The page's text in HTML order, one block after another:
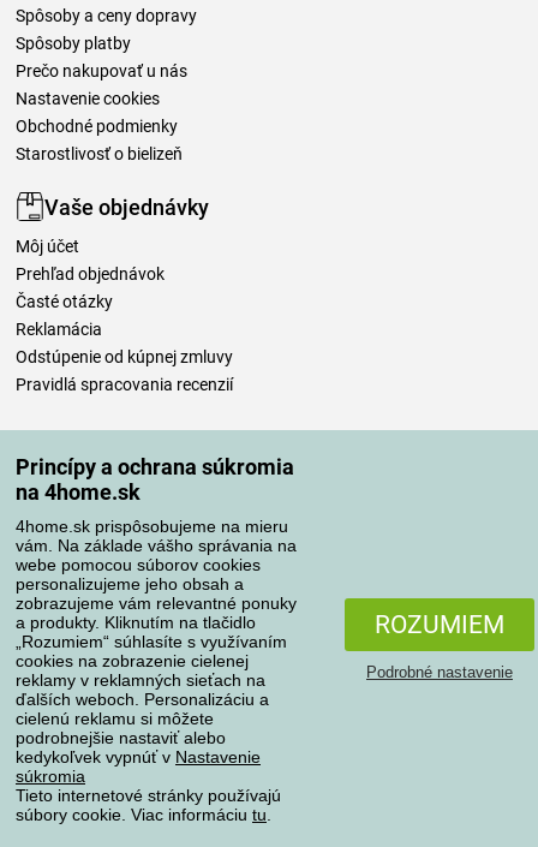
Princípy a ochrana súkromia
na 4home.sk
4home.sk prispôsobujeme na mieru
vám. Na základe vášho správania na
webe pomocou súborov cookies
personalizujeme jeho obsah a
zobrazujeme vám relevantné ponuky
a produkty. Kliknutím na tlačidlo
„Rozumiem“ súhlasíte s využívaním
cookies na zobrazenie cielenej
reklamy v reklamných sieťach na
ďalších weboch. Personalizáciu a
cielenú reklamu si môžete
podrobnejšie nastaviť alebo
kedykoľvek vypnúť v Nastavenie
súkromia
Tieto internetové stránky používajú
súbory cookie. Viac informáciu tu
ROZUMIEM
Podrobné nastavenie
Spôsoby a ceny dopravy
Spôsoby platby
Prečo nakupovať u nás
Nastavenie cookies
Obchodné podmienky
Starostlivosť o bielizeň
Vaše objednávky
Môj účet
Prehľad objednávok
Časté otázky
Reklamácia
Odstúpenie od kúpnej zmluvy
Pravidlá spracovania recenzií
Spôsoby platby
Spoľahlivý obchod